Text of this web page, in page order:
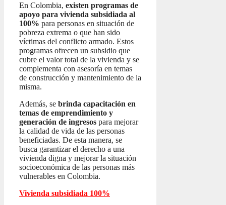
En Colombia, existen programas de
apoyo para vivienda subsidiada al
100% para personas en situación de
pobreza extrema o que han sido
víctimas del conflicto armado. Estos
programas ofrecen un subsidio que
cubre el valor total de la vivienda y se
complementa con asesoría en temas
de construcción y mantenimiento de la
misma.
Además, se brinda capacitación en
temas de emprendimiento y
generación de ingresos para mejorar
la calidad de vida de las personas
beneficiadas. De esta manera, se
busca garantizar el derecho a una
vivienda digna y mejorar la situación
socioeconómica de las personas más
vulnerables en Colombia.
Vivienda subsidiada 100%